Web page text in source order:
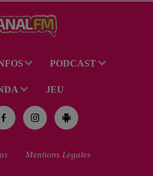
de 38 ans a été mis en examen
pour homicide...
PODCAST
JEU
Mentions Legales